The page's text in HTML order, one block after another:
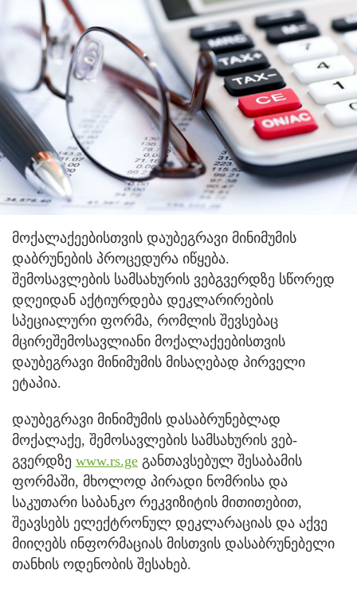
მოქალაქეებისთვის დაუბეგრავი მინიმუმის
დაბრუნების პროცედურა იწყება.
შემოსავლების სამსახურის ვებგვერდზე სწორედ
დღეიდან აქტიურდება დეკლარირების
სპეციალური ფორმა, რომლის შევსებაც
მცირეშემოსავლიანი მოქალაქეებისთვის
დაუბეგრავი მინიმუმის მისაღებად პირველი
ეტაპია.
დაუბეგრავი მინიმუმის დასაბრუნებლად
მოქალაქე, შემოსავლების სამსახურის ვებ-
გვერდზე www.rs.ge განთავსებულ შესაბამის
ფორმაში, მხოლოდ პირადი ნომრისა და
საკუთარი საბანკო რეკვიზიტის მითითებით,
შეავსებს ელექტრონულ დეკლარაციას და აქვე
მიიღებს ინფორმაციას მისთვის დასაბრუნებელი
თანხის ოდენობის შესახებ.